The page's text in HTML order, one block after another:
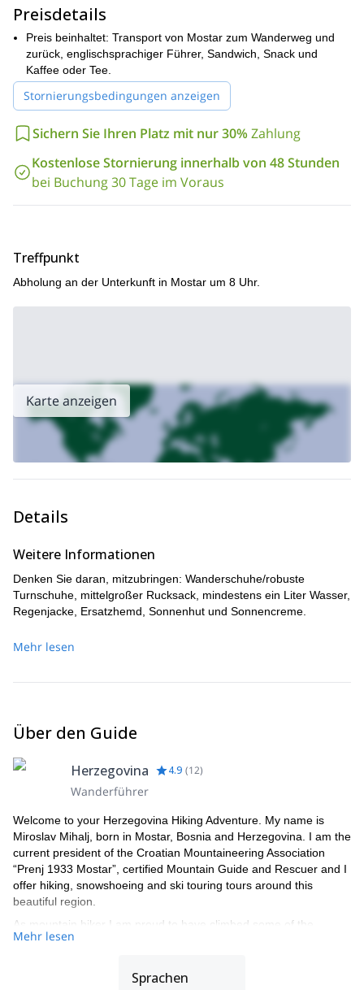
atemberaubende Ausblicke auf den Fluss-Canyon genießen
Diese nicht anstrengende Wanderung dauert 4-5 Stunden.
Buchen Sie jetzt und verpassen Sie nicht diesen aufregenden,
abseits der ausgetretenen Pfade liegenden Ausflug!
Schauen Sie sich auch die anderen Abenteuer an, die ich in der
Nähe von Mostar anbiete, wie diese2-tägige Wanderung auf
dem Prenj-Gebirge
Tageswanderung zum höchsten
Gipfel des Čabulja-Gebirges .
Preisdetails
Preis beinhaltet: Transport von Mostar zum Wanderweg und
zurück, englischsprachiger Führer, Sandwich, Snack und
Kaffee oder Tee.
Stornierungsbedingungen anzeigen
Sichern Sie Ihren Platz mit nur 30%Zahlung
Kostenlose Stornierung innerhalb von 48 Stunden
bei Buchung 30 Tage im Voraus
Treffpunkt
Abholung an der Unterkunft in Mostar um 8 Uhr.
Karte anzeigen
Details
Weitere Informationen
Denken Sie daran, mitzubringen: Wanderschuhe/robuste
Turnschuhe, mittelgroßer Rucksack, mindestens ein Liter Wasser,
Regenjacke, Ersatzhemd, Sonnenhut und Sonnencreme.
Mehr lesen
Über den Guide
Herzegovina 4.9 (12)
Wanderführer
Welcome to your Herzegovina Hiking Adventure. My name is
Miroslav Mihalj, born in Mostar, Bosnia and Herzegovina. I am the
current president of the Croatian Mountaineering Association
“Prenj 1933 Mostar”, certified Mountain Guide and Rescuer and I
offer hiking, snowshoeing and ski touring tours around this
beautiful region.
As mountain hiker I am proud to have climbed some of the
highest peaks in Europe and Balkans as well as local peaks in
both in winter and summer.
Mehr lesen
Sprachen